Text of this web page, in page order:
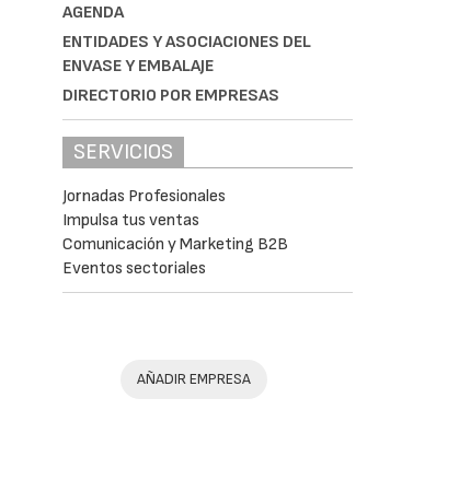
AGENDA
ENTIDADES Y ASOCIACIONES DEL
ENVASE Y EMBALAJE
DIRECTORIO POR EMPRESAS
SERVICIOS
Jornadas Profesionales
Impulsa tus ventas
Comunicación y Marketing B2B
Eventos sectoriales
AÑADIR EMPRESA